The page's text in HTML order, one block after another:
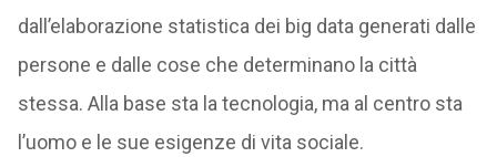
dall’elaborazione statistica dei big data generati dalle
persone e dalle cose che determinano la città
stessa. Alla base sta la tecnologia, ma al centro sta
l’uomo e le sue esigenze di vita sociale.